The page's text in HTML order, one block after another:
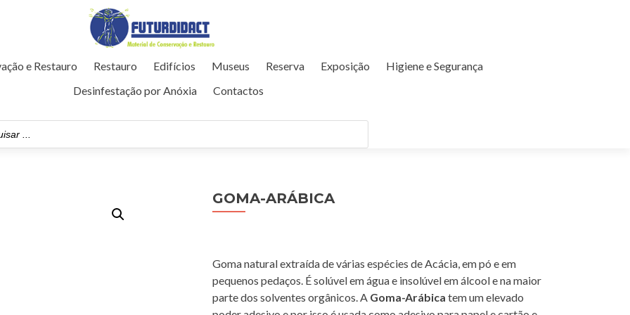
e Restauro Restauro Edifícios Museus Reserva Exposição
Higiene e Segurança
Desinfestação por Anóxia
Contactos
GOMA-ARÁBICA
Goma natural extraída de várias espécies de Acácia, em pó e em
pequenos pedaços. É solúvel em água e insolúvel em álcool e na maior
parte dos solventes orgânicos. A Goma-Arábica tem um elevado